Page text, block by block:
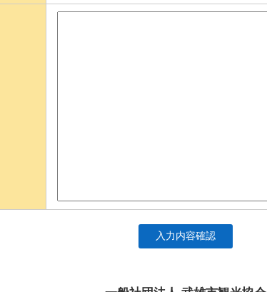
入力内容確認